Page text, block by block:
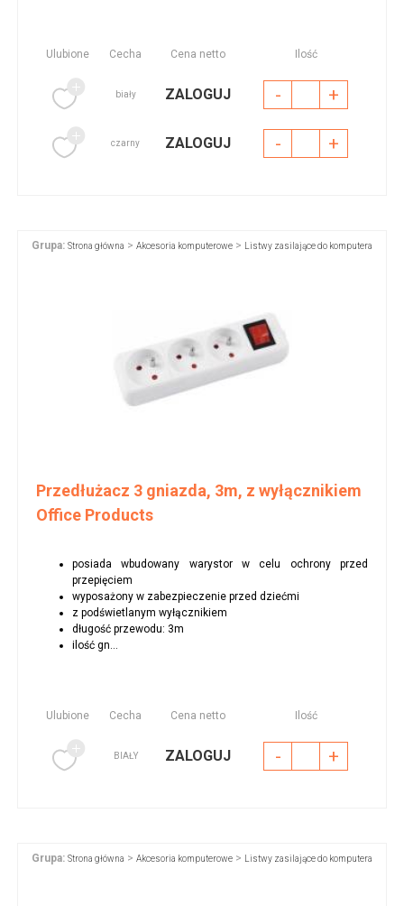
Ulubione Cecha Cena netto Ilość
biały ZALOGUJ - +
czarny ZALOGUJ - +
Grupa: Strona główna > Akcesoria komputerowe > Listwy zasilające do komputera
Przedłużacz 3 gniazda, 3m, z wyłącznikiem
Office Products
posiada wbudowany warystor w celu ochrony przed
przepięciem
wyposażony w zabezpieczenie przed dziećmi
z podświetlanym wyłącznikiem
długość przewodu: 3m
ilość gn...
Ulubione Cecha Cena netto Ilość
BIAŁY ZALOGUJ - +
Grupa: Strona główna > Akcesoria komputerowe > Listwy zasilające do komputera